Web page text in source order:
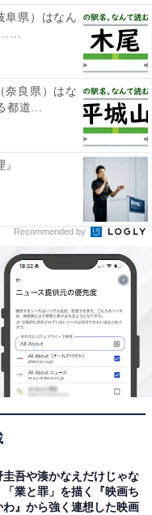
「団栗」【難読漢字
「鳩尾」【難読漢字
阜県）はなん
奈良県）はな
都道...
Recommended by
圭吾や湊かなえだけじゃな
「業と罪」を描く『映画ち
わ』から強く連想した映画